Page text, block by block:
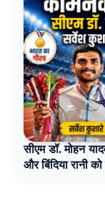
सीएम डॉ. मोहन
और बिंदिया रानी को